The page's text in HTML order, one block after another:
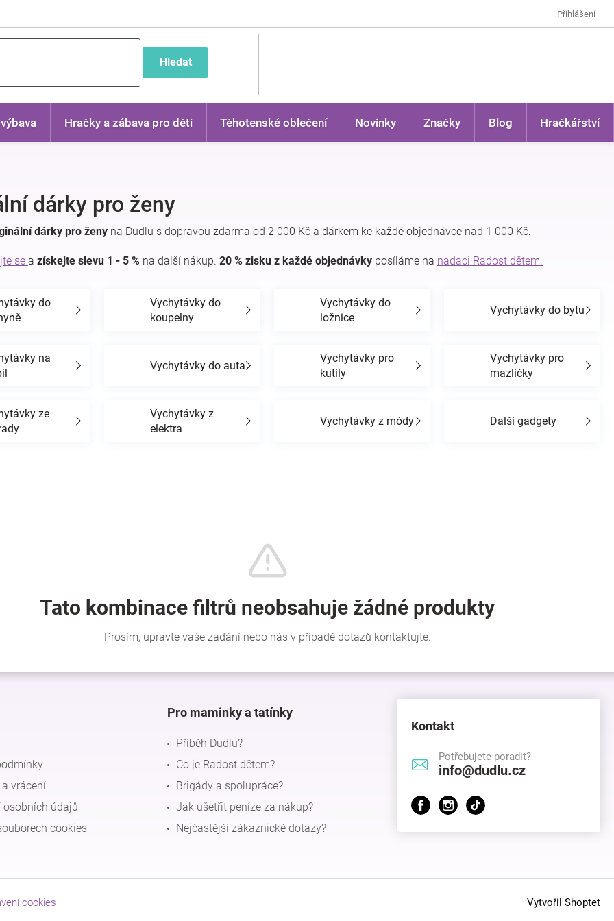
Přihlášení
Hledat
Hračky a zábava pro děti Těhotenské oblečení Novinky Značky Blog Hračkářství
dárky pro ženy
dárky pro ženy na Dudlu s dopravou zdarma od 2 000 Kč a dárkem ke každé objednávce nad 1 000 Kč.
se a získejte slevu 1 - 5 % na další nákup. 20 % zisku z každé objednávky posíláme na nadaci Radost dětem.
do
Vychytávky do
koupelny
Vychytávky do
ložnice
Vychytávky do bytu
na
Vychytávky do auta
Vychytávky pro
kutily
Vychytávky pro
mazlíčky
ze
Vychytávky z
elektra
Vychytávky z módy Další gadgety
vrácení
osobních údajů
cookies
Pro maminky a tatínky
Příběh Dudlu?
Co je Radost dětem?
Brigády a spolupráce?
Jak ušetřit peníze za nákup?
Nejčastější zákaznické dotazy?
Kontakt
Potřebujete poradit?
info@dudlu.cz
Vytvořil Shoptet
cookies